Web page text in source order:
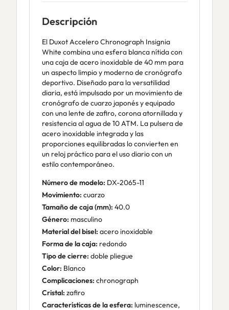
Descripción
El Duxot Accelero Chronograph Insignia
White combina una esfera blanca nítida con
una caja de acero inoxidable de 40 mm para
un aspecto limpio y moderno de cronógrafo
deportivo. Diseñado para la versatilidad
diaria, está impulsado por un movimiento de
cronógrafo de cuarzo japonés y equipado
con una lente de zafiro, corona atornillada y
resistencia al agua de 10 ATM. La pulsera de
acero inoxidable integrada y las
proporciones equilibradas lo convierten en
un reloj práctico para el uso diario con un
estilo contemporáneo.
Número de modelo: DX-2065-11
Movimiento: cuarzo
Tamaño de caja (mm): 40.0
Género: masculino
Material del bisel: acero inoxidable
Forma de la caja: redondo
Tipo de cierre: doble pliegue
Color: Blanco
Complicaciones: chronograph
Cristal: zafiro
Características de la esfera: luminescence,